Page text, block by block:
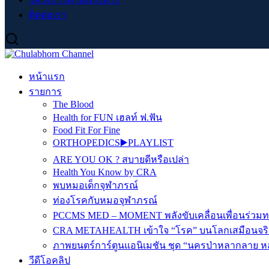
ติดต่อเรา
หน้าแรก
รายการ
The Blood
Health for FUN เฮลท์ ฟ.ฟัน
Food Fit For Fine
ORTHOPEDICS▶️PLAYLIST
ARE YOU OK ? สบายดีหรือเปล่า
Health You Know by CRA
พบหมอเด็กจุฬาภรณ์
ท่องโรคกับหมอจุฬาภรณ์
PCCMS MED – MOMENT พลังขับเคลื่อนเพื่อนร่วม
CRA METAHEALTH เข้าใจ “โรค” บนโลกเสมือนจริ
ภาพยนตร์การ์ตูนแอนิเมชัน ชุด “นครป่าหลากลาย ห
วีดีโอคลิป